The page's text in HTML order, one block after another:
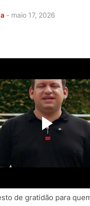
- maio 17, 2026
de gratidão para